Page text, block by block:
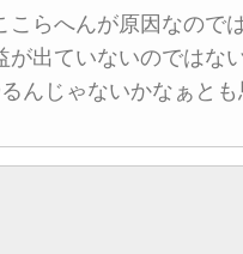
こらへんが原因なので
が出ていないのではな
んじゃないかなぁと